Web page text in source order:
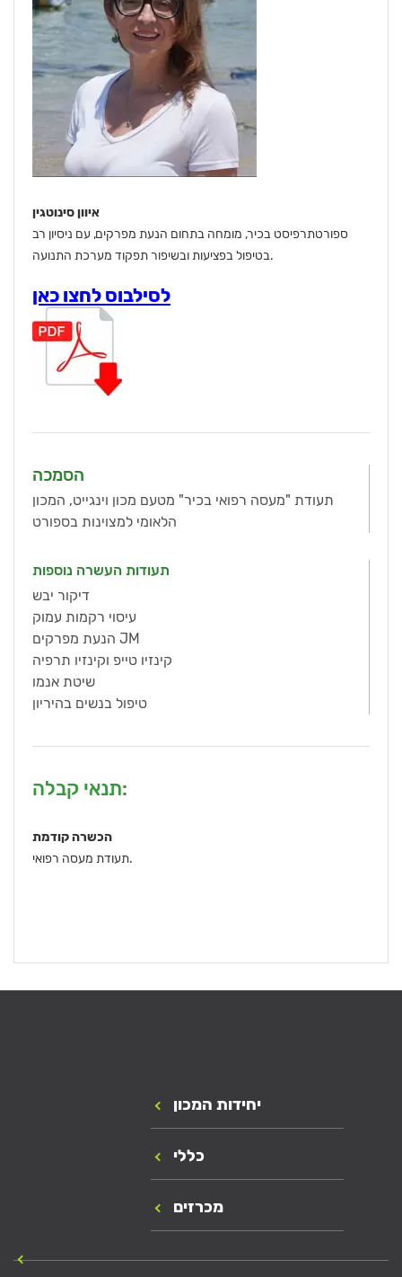
איוון סינוטגין
ספורטתרפיסט בכיר, מומחה בתחום הנעת מפרקים, עם ניסיון רב
בטיפול בפציעות ובשיפור תפקוד מערכת התנועה.
לסילבוס לחצו כאן
הסמכה
תעודת "מעסה רפואי בכיר" מטעם מכון וינגייט, המכון
הלאומי למצוינות בספורט
תעודות העשרה נוספות
דיקור יבש
עיסוי רקמות עמוק
הנעת מפרקים JM
קינזיו טייפ וקינזיו תרפיה
שיטת אנמו
טיפול בנשים בהיריון
תנאי קבלה:
הכשרה קודמת
תעודת מעסה רפואי.
יחידות המכון
כללי
מכרזים